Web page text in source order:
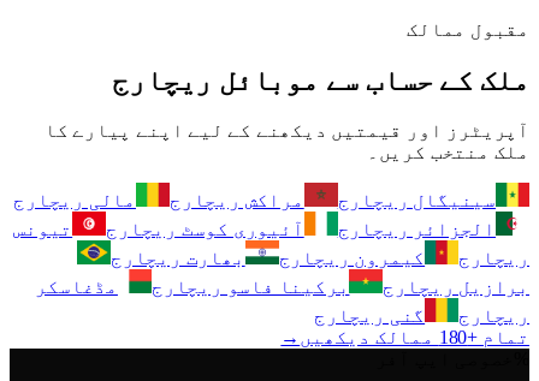
مقبول ممالک
ملک کے حساب سے موبائل ریچارج
آپریٹرز اور قیمتیں دیکھنے کے لیے اپنے پیارے کا
ملک منتخب کریں۔
سینیگال ریچارج مراکش ریچارج
مالی ریچارج
الجزائر ریچارج
آئیوری کوسٹ ریچارج
تیونس
ریچارج
کیمرون ریچارج
بھارت ریچارج
برازیل ریچارج
برکینا فاسو ریچارج
مڈغاسکر
ریچارج
گنی ریچارج
تمام +180 ممالک دیکھیں
→